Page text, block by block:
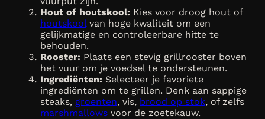
Hout of houtskool: Kies voor droog hout of
houtskoolvan hoge kwaliteit om een
gelijkmatige en controleerbare hitte te
behouden.
Rooster: Plaats een stevig grillrooster boven
het vuur om je voedsel te ondersteunen.
Ingrediënten: Selecteer je favoriete
ingrediënten om te grillen. Denk aan sappige
steaks, groenten, vis, brood op stok, of zelfs
marshmallows voor de zoetekauw.